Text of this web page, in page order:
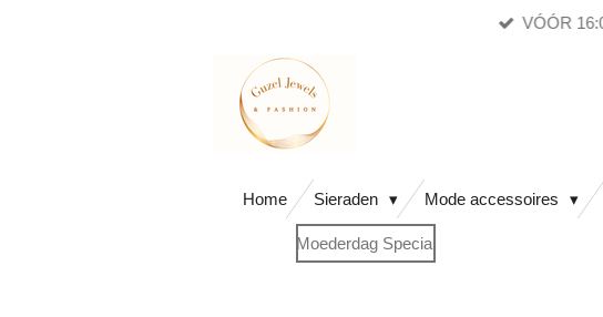
VÓÓR
Home Sieraden Mode accessoires
Moederdag Special